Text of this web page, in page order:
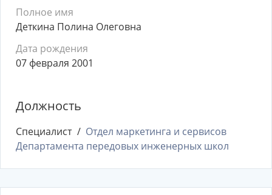
Полное имя
Деткина Полина Олеговна
Дата рождения
07 февраля 2001
Должность
Специалист
Отдел маркетинга и сервисов
Департамента передовых инженерных школ